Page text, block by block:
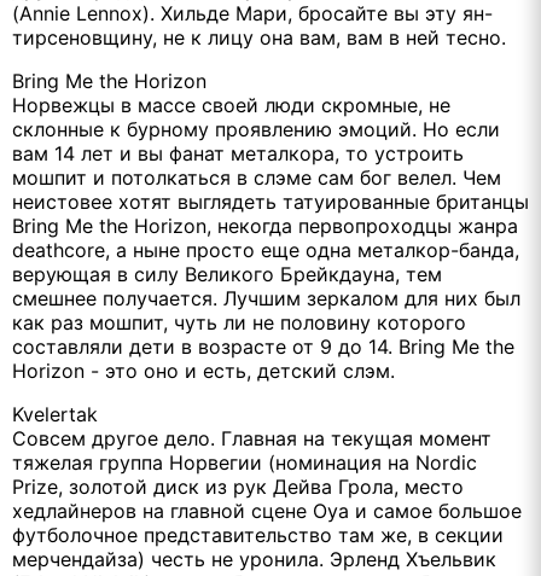
(Annie Lennox). Хильде Мари, бросайте вы эту ян-
тирсеновщину, не к лицу она вам, вам в ней тесно.
Bring Me the Horizon
Норвежцы в массе своей люди скромные, не
склонные к бурному проявлению эмоций. Но если
вам 14 лет и вы фанат металкора, то устроить
мошпит и потолкаться в слэме сам бог велел. Чем
неистовее хотят выглядеть татуированные британцы
Bring Me the Horizon, некогда первопроходцы жанра
deathcore, а ныне просто еще одна металкор-банда,
верующая в силу Великого Брейкдауна, тем
смешнее получается. Лучшим зеркалом для них был
как раз мошпит, чуть ли не половину которого
составляли дети в возрасте от 9 до 14. Bring Me the
Horizon - это оно и есть, детский слэм.
Kvelertak
Совсем другое дело. Главная на текущая момент
тяжелая группа Норвегии (номинация на Nordic
Prize, золотой диск из рук Дейва Грола, место
хедлайнеров на главной сцене Oya и самое большое
футболочное представительство там же, в секции
мерчендайза) честь не уронила. Эрленд Хъельвик